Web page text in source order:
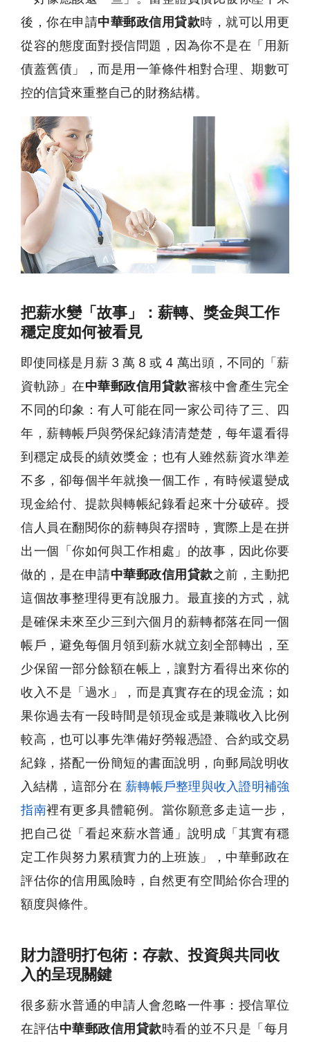
後，你在申請中華郵政信用貸款時，就可以用更
從容的態度面對授信問題，因為你不是在「用新
債蓋舊債」，而是用一筆條件相對合理、期數可
控的信貸來重整自己的財務結構。
把薪水變「故事」：薪轉、獎金與工作
穩定度如何被看見
即使同樣是月薪 3 萬 8 或 4 萬出頭，不同的「薪
資軌跡」在中華郵政信用貸款審核中會產生完全
不同的印象：有人可能在同一家公司待了三、四
年，薪轉帳戶與勞保紀錄清清楚楚，每年還看得
到穩定成長的績效獎金；也有人雖然薪資水準差
不多，卻每個半年就換一個工作，有時候還變成
現金給付、提款與轉帳紀錄看起來十分破碎。授
信人員在翻閱你的薪轉與存摺時，實際上是在拼
出一個「你如何與工作相處」的故事，因此你要
做的，是在申請中華郵政信用貸款之前，主動把
這個故事整理得更有說服力。最直接的方式，就
是確保未來至少三到六個月的薪轉都落在同一個
帳戶，避免每個月領到薪水就立刻全部轉出，至
少保留一部分餘額在帳上，讓對方看得出來你的
收入不是「過水」，而是真實存在的現金流；如
果你過去有一段時間是領現金或是兼職收入比例
較高，也可以事先準備好勞報憑證、合約或交易
紀錄，搭配一份簡短的書面說明，向郵局說明收
入結構，這部分在 薪轉帳戶整理與收入證明補強
指南裡有更多具體範例。當你願意多走這一步，
把自己從「看起來薪水普通」說明成「其實有穩
定工作與努力累積實力的上班族」，中華郵政在
評估你的信用風險時，自然更有空間給你合理的
額度與條件。
財力證明打包術：存款、投資與共同收
入的呈現關鍵
很多薪水普通的申請人會忽略一件事：授信單位
在評估中華郵政信用貸款時看的並不只是「每月